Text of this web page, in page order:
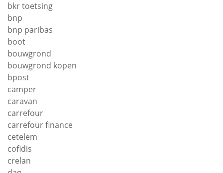
bkr toetsing
bnp
bnp paribas
boot
bouwgrond
bouwgrond kopen
bpost
camper
caravan
carrefour
carrefour finance
cetelem
cofidis
crelan